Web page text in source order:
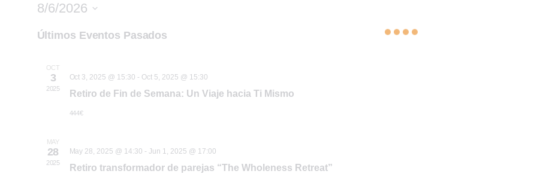
8/6/2026
Últimos Eventos Pasados
OCT
3
2025
Oct 3, 2025 @ 15:30 - Oct 5, 2025 @ 15:30
Retiro de Fin de Semana: Un Viaje hacia Ti Mismo
444€
MAY
28
2025
May 28, 2025 @ 14:30 -Jun 1, 2025 @ 17:00
Retiro transformador de parejas “The Wholeness Retreat”